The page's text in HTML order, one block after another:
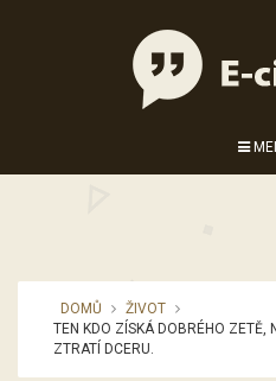
DOMŮ
ŽIVOT
TEN KDO ZÍSKÁ DOBRÉHO ZETĚ,
ZTRATÍ DCERU.